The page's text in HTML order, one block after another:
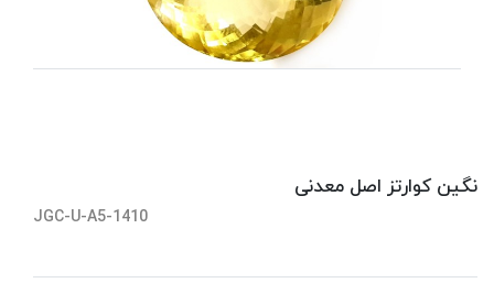
نگین کوارتز اصل معدنی
JGC-U-A5-1410